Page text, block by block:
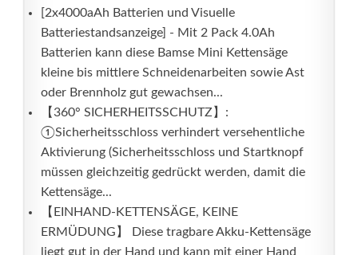
[2x4000aAh Batterien und Visuelle
Batteriestandsanzeige] - Mit 2 Pack 4.0Ah
Batterien kann diese Bamse Mini Kettensäge
kleine bis mittlere Schneidenarbeiten sowie Ast
oder Brennholz gut gewachsen...
【360° SICHERHEITSSCHUTZ】:
①Sicherheitsschloss verhindert versehentliche
Aktivierung (Sicherheitsschloss und Startknopf
müssen gleichzeitig gedrückt werden, damit die
Kettensäge...
【EINHAND-KETTENSÄGE, KEINE
ERMÜDUNG】 Diese tragbare Akku-Kettensäge
liegt gut in der Hand und kann mit einer Hand